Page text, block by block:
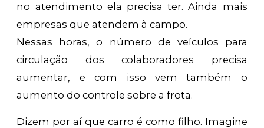
no atendimento ela precisa ter. Ainda mais
empresas que atendem à campo.
Nessas horas, o número de veículos para
circulação dos colaboradores precisa
aumentar, e com isso vem também o
aumento do controle sobre a frota.
Dizem por aí que carro é como filho. Imagine